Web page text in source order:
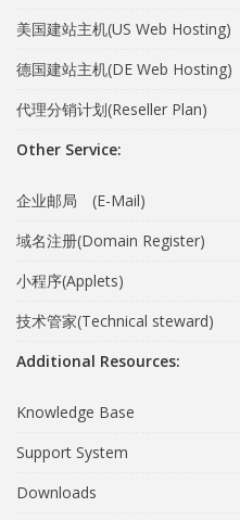
美国建站主机(US Web Hosting)
德国建站主机(DE Web Hosting)
代理分销计划(Reseller Plan)
Other Service:
企业邮局 (E-Mail)
域名注册(Domain Register)
小程序(Applets)
技术管家(Technical steward)
Additional Resources:
Knowledge Base
Support System
Downloads